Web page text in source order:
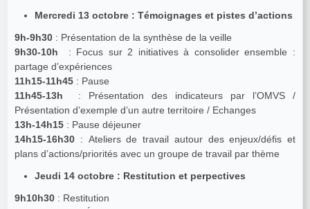
Mercredi 13 octobre : Témoignages et pistes d’actions
9h-9h30 : Présentation de la synthèse de la veille
9h30-10h
: Focus sur 2 initiatives à consolider ensemble :
partage d’expériences
11h15-11h45 : Pause
11h45-13h
: Présentation des indicateurs par l’OMVS /
Présentation d’exemple d’un autre territoire / Echanges
13h-14h15 : Pause déjeuner
14h15-16h30 : Ateliers de travail autour des enjeux/défis et
plans d’actions/priorités avec un groupe de travail par thème
Jeudi 14 octobre : Restitution et perpectives
9h10h30 : Restitution